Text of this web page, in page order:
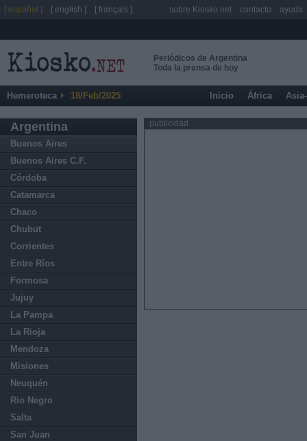
Periódicos de Argentina
Toda la prensa de hoy
Hemeroteca 18/Feb/2025 Inicio África
Argentina
Buenos Aires
Buenos Aires C.F.
Córdoba
Catamarca
Chaco
Chubut
Corrientes
Entre Ríos
Formosa
Jujuy
La Pampa
La Rioja
Mendoza
Misiones
Neuquén
Rio Negro
Salta
San Juan
publicidad
[ español ] [ english ] [ français ] sobre Kiosko.net contacto ayuda